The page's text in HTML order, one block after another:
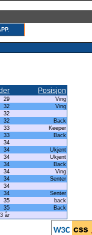
Posisjon
29
Ving
32
Ving
32
32
Back
33
Keeper
33
Back
34
34
Ukjent
34
Ukjent
34
Back
34
Ving
34
Senter
34
34
Senter
35
back
35
Back
år